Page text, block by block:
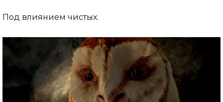
Под влиянием чистых.